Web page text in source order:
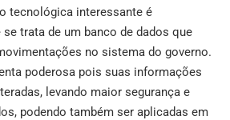
tecnológica interessante é
se trata de um banco de dados que
no sistema do governo.
poderosa pois suas informações
levando maior segurança e
podendo também ser aplicadas em